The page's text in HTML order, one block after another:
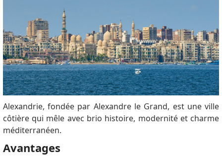
Alexandrie, fondée par Alexandre le Grand, est une ville
côtière qui mêle avec brio histoire, modernité et charme
méditerranéen.
Avantages